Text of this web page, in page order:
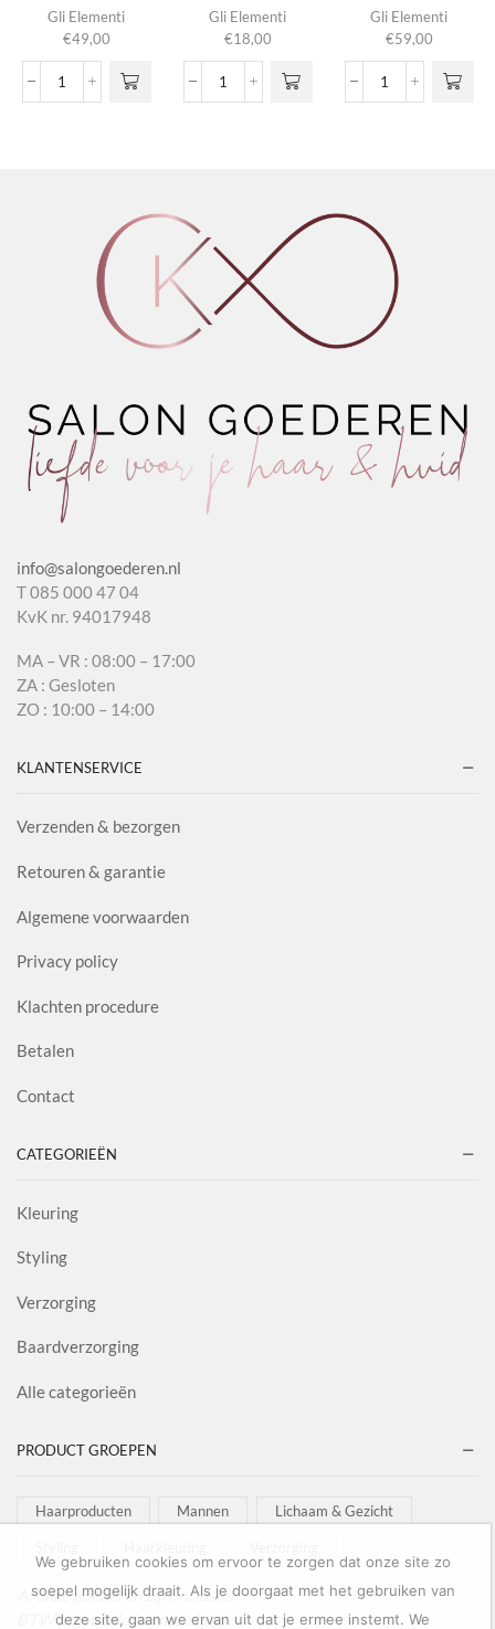
Gli Elementi
€49,00
Silky
Make-Up Remover
Gli Elementi
€18,00
Geothermal
Gli Elementi
€59,00
Vegetable
info@salongoederen.nl
T 085 000 47 04
KvK nr. 94017948
MA – VR : 08:00 – 17:00
ZA : Gesloten
ZO : 10:00 – 14:00
KLANTENSERVICE
Verzenden & bezorgen
Retouren & garantie
Algemene voorwaarden
Privacy policy
Klachten procedure
Betalen
Contact
CATEGORIEËN
Kleuring
Styling
Verzorging
Baardverzorging
Alle categorieën
PRODUCT GROEPEN
Haarproducten Mannen Lichaam & Gezicht
Al onze goederen zijn inclusief
BTW afgebeeld in onze shop!
We gebruiken cookies om ervoor te zorgen dat onze site zo
soepel mogelijk draait. Als je doorgaat met het gebruiken van
deze site, gaan we ervan uit dat je ermee instemt. We